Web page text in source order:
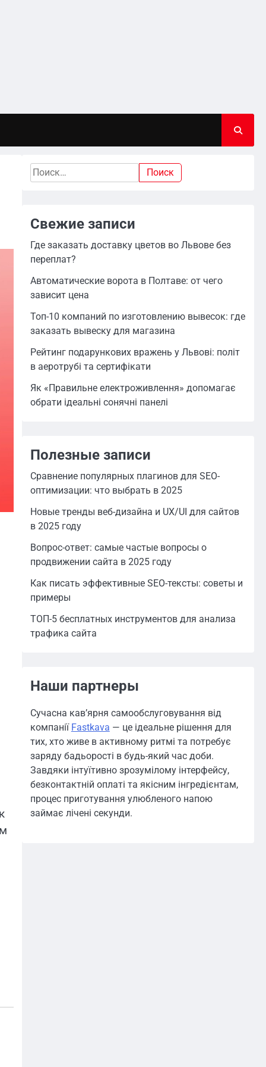
Найти:
Свежие записи
Где заказать доставку цветов во Львове без
переплат?
Автоматические ворота в Полтаве: от чего
зависит цена
Топ-10 компаний по изготовлению вывесок: где
заказать вывеску для магазина
Рейтинг подарункових вражень у Львові: політ
в аеротрубі та сертифікати
Як «Правильне електроживлення» допомагає
обрати ідеальні сонячні панелі
Полезные записи
Сравнение популярных плагинов для SEO-
оптимизации: что выбрать в 2025
Новые тренды веб-дизайна и UX/UI для сайтов
в 2025 году
Вопрос-ответ: самые частые вопросы о
продвижении сайта в 2025 году
Как писать эффективные SEO-тексты: советы и
примеры
ТОП-5 бесплатных инструментов для анализа
трафика сайта
Наши партнеры
Сучасна кав’ярня самообслуговування від
компанії Fastkava — це ідеальне рішення для
тих, хто живе в активному ритмі та потребує
заряду бадьорості в будь-який час доби.
Завдяки інтуїтивно зрозумілому інтерфейсу,
безконтактній оплаті та якісним інгредієнтам,
процес приготування улюбленого напою
займає лічені секунди.